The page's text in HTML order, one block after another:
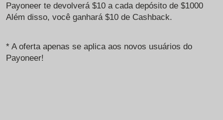
Payoneer te devolverá $10 a cada depósito de $1000
Além disso, você ganhará $10 de Cashback.
* A oferta apenas se aplica aos novos usuários do
Payoneer!